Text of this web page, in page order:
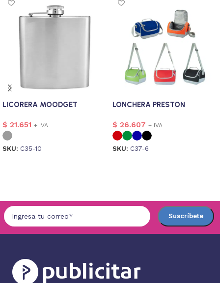
LICORERA MOODGET
$ 21.651 + IVA
SKU: C35-10
LONCHERA PRESTON
$ 26.607 + IVA
SKU: C37-6